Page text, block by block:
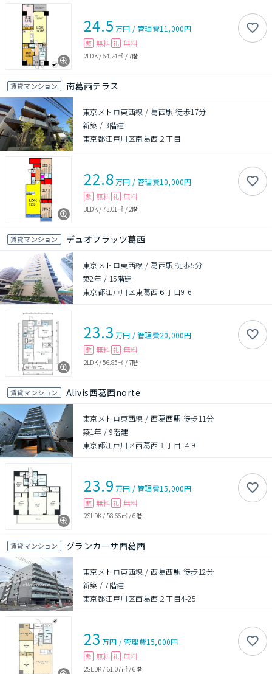
24.5 万円 /管理費11,000円
敷 無料 礼 無料
2LDK/64.24㎡ /7階
賃貸マンション 南葛西テラス
東京メトロ東西線 / 葛西駅 徒歩17分
新築 / 3階建
東京都江戸川区南葛西２丁目
22.8万円 /管理費10,000円
敷 無料 礼 無料
3LDK/73.01㎡ / 2階
賃貸マンション デュオフラッツ葛西
東京メトロ東西線 / 葛西駅 徒歩5分
築2年 / 15階建
東京都江戸川区東葛西６丁目9-6
23.3 万円 /管理費20,000円
敷 無料 礼 無料
2LDK/56.85㎡ /7階
賃貸マンション Alivis西葛西norte
東京メトロ東西線 / 西葛西駅 徒歩11分
築1年 / 9階建
東京都江戸川区西葛西１丁目14-9
23.9 万円 /管理費15,000円
敷 無料 礼 無料
2SLDK / 58.66㎡/6階
賃貸マンション グランカーサ西葛西
東京メトロ東西線 / 西葛西駅 徒歩12分
新築 /7階建
東京都江戸川区西葛西２丁目4-25
23 万円 /管理費15,000円
敷 無料 礼 無料
2SLDK / 61.07㎡/6階